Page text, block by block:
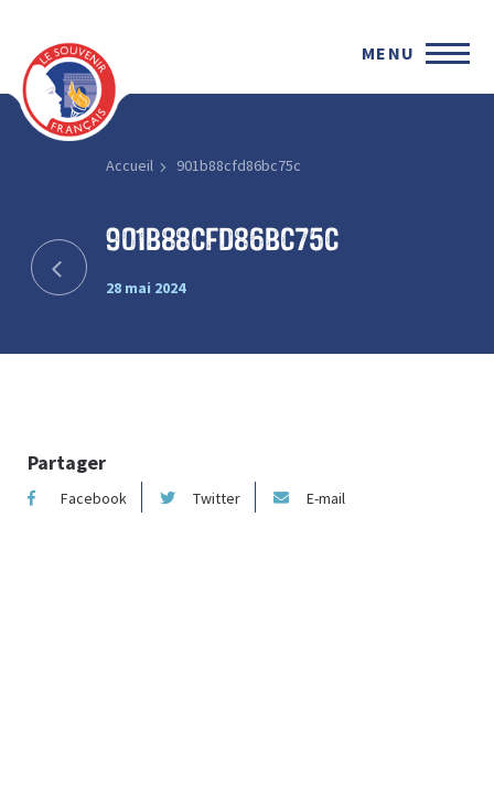
MENU
Accueil 901b88cfd86bc75c
901b88cfd86bc75c
28 mai 2024
Partager
Facebook Twitter E-mail